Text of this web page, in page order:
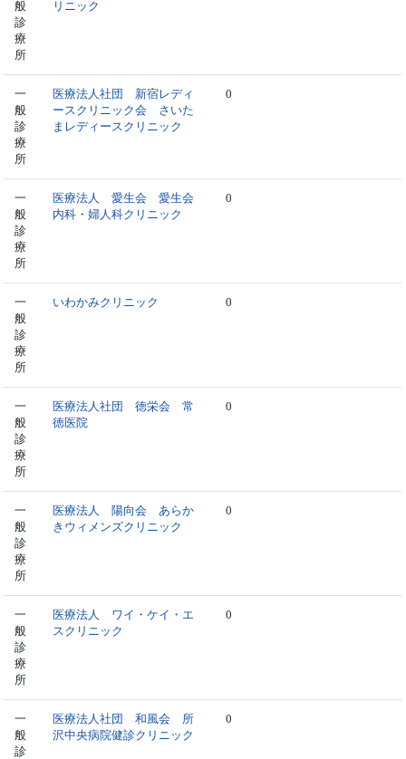
般
診
療
所
リニック
一
般
診
療
所
医療法人社団 新宿レディ
ースクリニック会 さいた
まレディースクリニック
0
一
般
診
療
所
医療法人 愛生会 愛生会
内科・婦人科クリニック
0
一
般
診
療
所
いわかみクリニック 0
一
般
診
療
所
医療法人社団 徳栄会 常
徳医院
0
一
般
診
療
所
医療法人 陽向会 あらか
きウィメンズクリニック
0
一
般
診
療
所
医療法人 ワイ・ケイ・エ
スクリニック
0
一
般
診
医療法人社団 和風会 所
沢中央病院健診クリニック
0